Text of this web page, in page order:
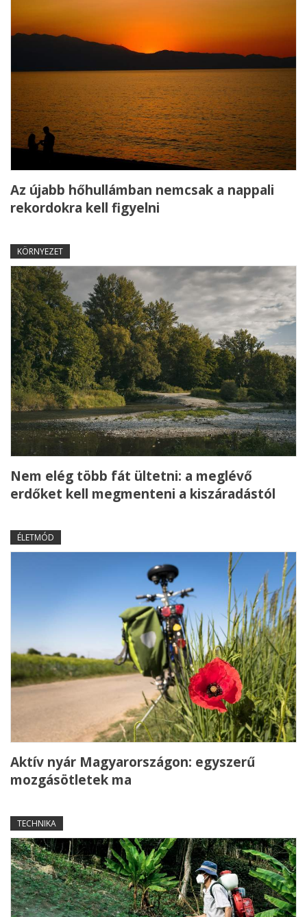
Az újabb hőhullámban nemcsak a nappali
rekordokra kell figyelni
KÖRNYEZET
Nem elég több fát ültetni: a meglévő
erdőket kell megmenteni a kiszáradástól
ÉLETMÓD
Aktív nyár Magyarországon: egyszerű
mozgásötletek ma
TECHNIKA